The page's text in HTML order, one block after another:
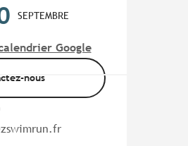
SEPTEMBRE
Google
nous